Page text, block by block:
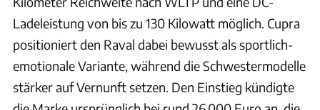
Ladeleistung von bis zu 130 Kilowatt möglich. Cupra
positioniert den Raval dabei bewusst als sportlich-
emotionale Variante, während die Schwestermodelle
stärker auf Vernunft setzen. Den Einstieg kündigte